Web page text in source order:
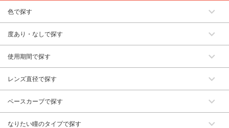
色で探す
度あり・なしで探す
使用期間で探す
レンズ直径で探す
ベースカーブで探す
なりたい瞳のタイプで探す